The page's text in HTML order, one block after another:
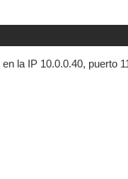
la IP 10.0.0.40, puerto